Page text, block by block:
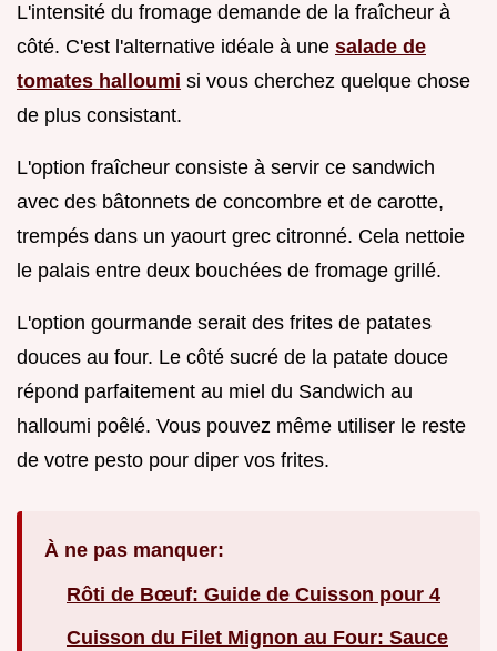
L'intensité du fromage demande de la fraîcheur à
côté. C'est l'alternative idéale à une salade de
tomates halloumi si vous cherchez quelque chose
de plus consistant.
L'option fraîcheur consiste à servir ce sandwich
avec des bâtonnets de concombre et de carotte,
trempés dans un yaourt grec citronné. Cela nettoie
le palais entre deux bouchées de fromage grillé.
L'option gourmande serait des frites de patates
douces au four. Le côté sucré de la patate douce
répond parfaitement au miel du Sandwich au
halloumi poêlé. Vous pouvez même utiliser le reste
de votre pesto pour diper vos frites.
À ne pas manquer:
Rôti de Bœuf: Guide de Cuisson pour 4
Cuisson du Filet Mignon au Four: Sauce